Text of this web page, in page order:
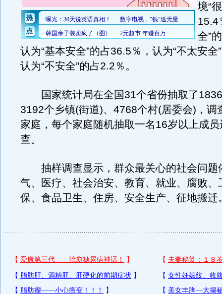
境“
15.4
全”
认为“基本安全”的占36.5％，认为“不太安全
认为“不安全”的占2.2％。
国家统计局在全国31个省份抽取了
3192个乡镇(街道)、4768个村(居委会)，调
家庭，每个家庭随机抽取一名16岁以上成
查。
抽样调查显示，群众最关心的社会问题
气、医疗、社会治安、教育、就业、腐败、
保、食品卫生、住房、安全生产、征地搬迁